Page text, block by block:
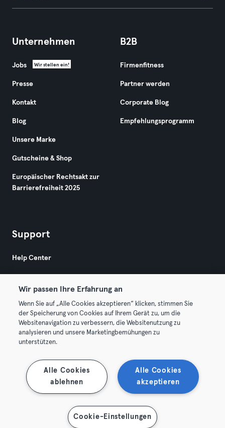
Karte anzeigen
Unternehmen
Jobs Wir stellen ein!
Presse
Kontakt
Blog
Unsere Marke
Gutscheine & Shop
Europäischer Rechtsakt zur
Barrierefreiheit 2025
B2B
Firmenfitness
Partner werden
Corporate Blog
Empfehlungsprogramm
Support
Help Center
© 2026 Urban Sports Group GmbH. All rights reserved.
AGB Datenschutz
Hier Verträge widerrufen
Wir passen Ihre Erfahrung an
Wenn Sie auf „Alle Cookies akzeptieren“ klicken, stimmen Sie
der Speicherung von Cookies auf Ihrem Gerät zu, um die
Websitenavigation zu verbessern, die Websitenutzung zu
analysieren und unsere Marketingbemühungen zu
unterstützen.
Alle Cookies
akzeptieren
Alle Cookies
ablehnen
Cookie-Einstellungen